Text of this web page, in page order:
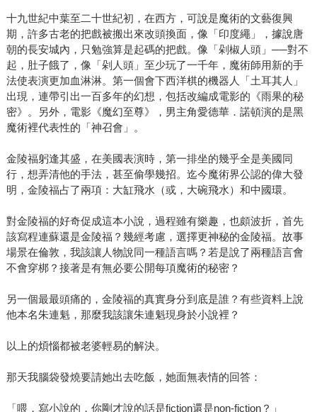
十九世紀中葉至二十世紀初，在西方，可說是魔術的文藝復興
期，許多古老的把戲被搬出來改頭換面，像「印度繩」，據說唐
朝的長安城內，只勉強算是起碼的把戲。像「剁椒人頭」──對不
起，肚子餓了，像「剁人頭」至少玩了一千年，魔術師用新的手
法使表演更加血淋淋。第一個會下西洋棋的機器人「土耳其人」
出現，連帶引出一百多年的幻想，包括改編成電影的《雨果的秘
密》。另外，電影《魔幻至尊》，男主角愛德華．諾頓演的是黑
魔術裡代表性的「神召會」。
金陵福躬逢其盛，在美國表演時，第一排坐的幾乎全是美國同
行，想弄清他的手法，甚至偷學幾招。迄今魔術界公認的偉大發
明，金陵福占了兩項：大缸飛水（或，大碗飛水）和中國環。
對金陵福的好奇促成這本小說，過程雖有樂趣，也頗波折，首先
該寫程連蘇還是金陵福？幾經考慮，選擇更神秘的金陵福。故事
場景在倫敦，我該讓人物說同一種語言嗎？若是說了兩種語言會
不會穿梆？接著是有無必要公開每項魔術的秘密？
另一個最最頭痛的，金陵福的真實身分到底是誰？有些資料上說
他本名朱連魁，那麼我該讓朱連魁現身於小說裡？
以上的煩惱都被老婆輕易的解決。
那天我腦袋發燒要請她出去吃飯，她面無表情的回答：
「喂，寫小說的，你剛才說的話是fiction還是non-fiction？」